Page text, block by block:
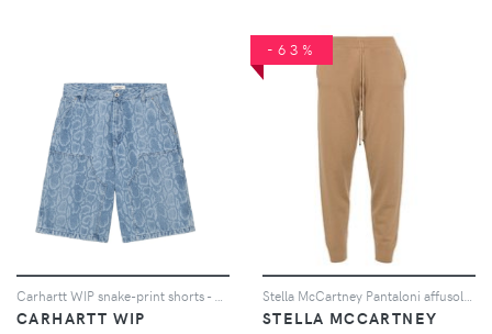
Carhartt WIP snake-print shorts - Blu
CARHARTT WIP
-63%
Stella McCartney Pantaloni affusolati a vita media - Marrone
STELLA MCCARTNEY